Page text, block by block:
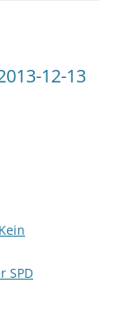
12-13
SPD